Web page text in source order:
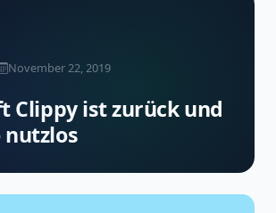
November 22, 2019
Clippy ist zurück und
nutzlos